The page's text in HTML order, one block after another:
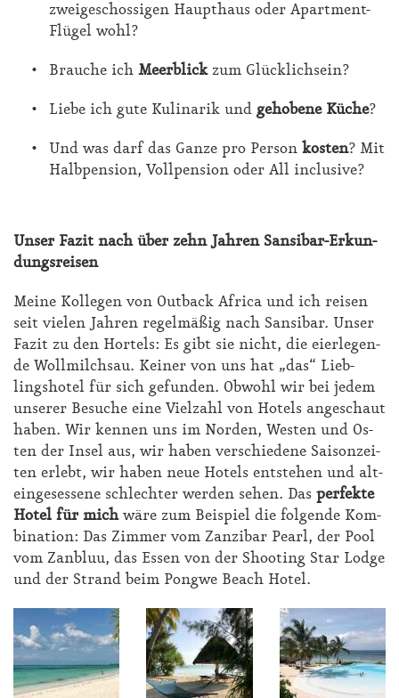
zweigeschossigen Haupthaus oder Apartment-
Flügel wohl?
Brauche ich Meerblick zum Glücklichsein?
Liebe ich gute Kulinarik und gehobene Küche?
Und was darf das Ganze pro Person kosten? Mit
Halbpension, Vollpension oder All inclusive?
Un­ser Fa­zit nach über zehn Jah­ren San­si­bar-Er­kun­
dungs­rei­sen
Mei­ne Kol­le­gen von Out­back Af­ri­ca und ich rei­sen
seit vie­len Jah­ren re­gel­mä­ßig nach San­si­bar. Un­ser
Fa­zit zu den Hor­tels: Es gibt sie nicht, die ei­er­le­gen­
de Woll­milch­sau. Kei­ner von uns hat „das“ Lieb­
lings­ho­tel für sich ge­fun­den. Ob­wohl wir bei je­dem
un­se­rer Be­su­che ei­ne Viel­zahl von Ho­tels an­ge­schaut
ha­ben. Wir ken­nen uns im Nor­den, Wes­ten und Os­
ten der In­sel aus, wir ha­ben ver­schie­de­ne Sai­son­zei­
ten er­lebt, wir ha­ben neue Ho­tels ent­ste­hen und alt­
ein­ge­ses­se­ne schlech­ter wer­den se­hen. Das per­fek­te
Ho­tel für michwä­re zum Bei­spiel die fol­gen­de Kom­
bi­na­ti­on: Das Zim­mer vom Zan­zi­bar Pearl, der Pool
vom Zan­bluu, das Es­sen von der Shoo­ting Star Lodge
und der Strand beim Pong­we Be­ach Ho­tel.